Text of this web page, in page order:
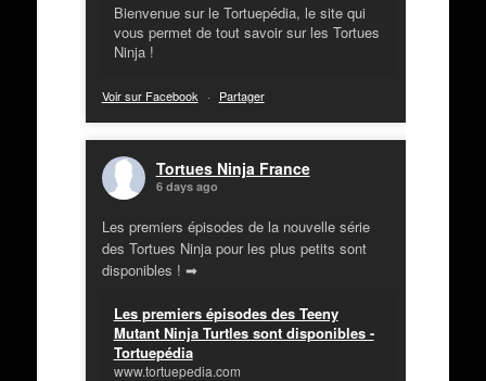
Bienvenue sur le Tortuepédia, le site qui
vous permet de tout savoir sur les Tortues
Ninja !
Voir sur Facebook · Partager
Tortues Ninja France
6 days ago
Les premiers épisodes de la nouvelle série
des Tortues Ninja pour les plus petits sont
disponibles ! ➡
Les premiers épisodes des Teeny
Mutant Ninja Turtles sont disponibles -
Tortuepédia
www.tortuepedia.com